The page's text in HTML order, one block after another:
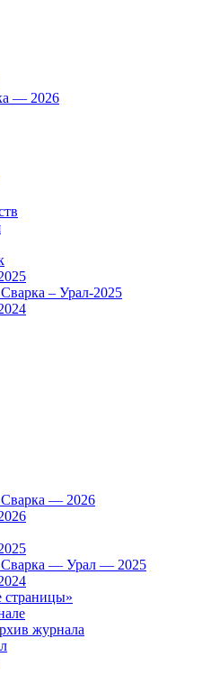
— 2026
– Урал-2025
Сварка — 2026
Сварка — Урал — 2025
журнала